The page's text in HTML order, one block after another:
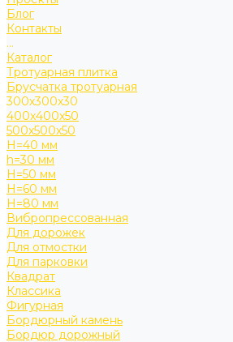
Блог
Контакты
...
Каталог
Тротуарная плитка
Брусчатка тротуарная
300х300х30
400х400х50
500х500х50
H=40 мм
h=30 мм
H=50 мм
H=60 мм
H=80 мм
Вибропрессованная
Для дорожек
Для отмостки
Для парковки
Квадрат
Классика
Фигурная
Бордюрный камень
Бордюр дорожный